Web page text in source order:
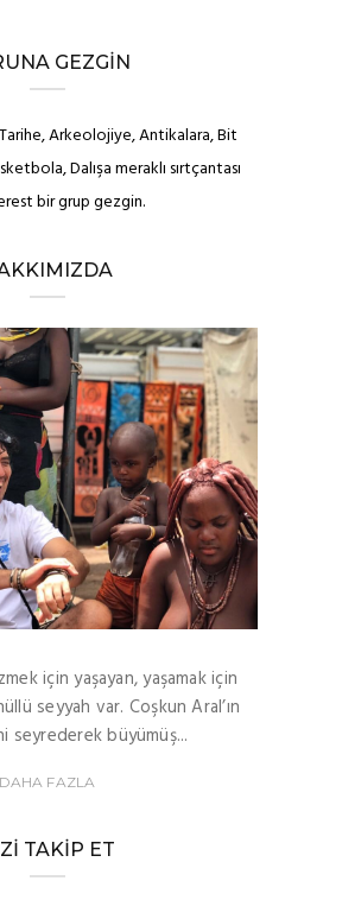
GEZGIN
Arkeolojiye, Antikalara, Bit
Dalışa meraklı sırtçantası
bir grup gezgin.
için yaşayan, yaşamak için
seyyah var. Coşkun Aral’ın
seyrederek büyümüş...
DAHA FAZLA
TAKIP ET